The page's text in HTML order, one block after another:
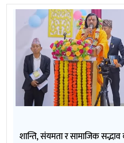
शान्ति, संयमता र सामाजिक सद्भाव